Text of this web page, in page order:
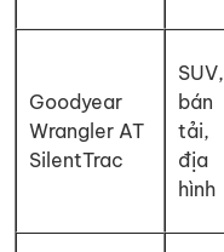
Goodyear
Wrangler AT
SilentTrac
SUV,
bán
tải,
địa
hình